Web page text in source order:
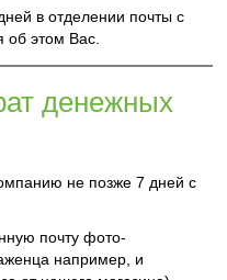
в отделении почты с
этом Вас.
денежных
не позже 7 дней с
почту фото-
например, и